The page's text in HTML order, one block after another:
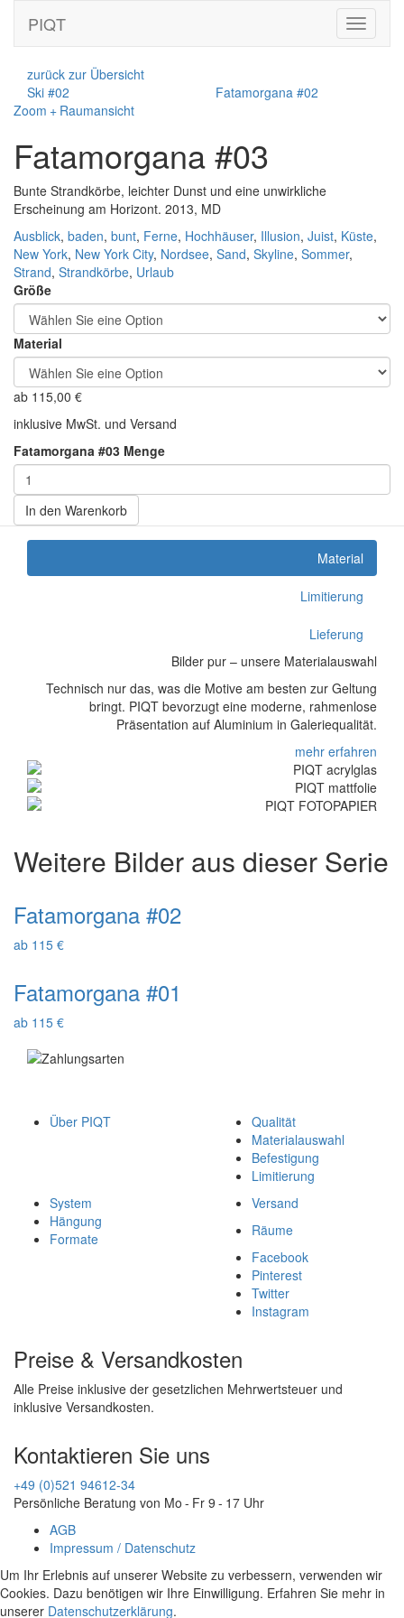
Toggle
PIQT
zurück zur Übersicht
Ski #02
Fatamorgana #02
Zoom + Raumansicht
Fatamorgana #03
Bunte Strandkörbe, leichter Dunst und eine unwirkliche
Erscheinung am Horizont. 2013, MD
Ausblick, baden, bunt, Ferne, Hochhäuser, Illusion, Juist, Küste,
New York, New York City, Nordsee, Sand, Skyline, Sommer,
Strand, Strandkörbe, Urlaub
Größe
Material
ab 115,00 €
inklusive MwSt. und Versand
Fatamorgana #03 Menge
In den Warenkorb
Material
Limitierung
Lieferung
Bilder pur – unsere Materialauswahl
Technisch nur das, was die Motive am besten zur Geltung
bringt. PIQT bevorzugt eine moderne, rahmenlose
Präsentation auf Aluminium in Galeriequalität.
mehr erfahren
Weitere Bilder aus dieser Serie
Fatamorgana #02
ab 115 €
Fatamorgana #01
ab 115 €
Über PIQT
Qualität
Materialauswahl
Befestigung
Limitierung
System
Hängung
Formate
Versand
Räume
Facebook
Pinterest
Twitter
Instagram
Preise & Versandkosten
Alle Preise inklusive der gesetzlichen Mehrwertsteuer und
inklusive Versandkosten.
Kontaktieren Sie uns
+49 (0)521 94612-34
Persönliche Beratung von Mo - Fr 9 - 17 Uhr
AGB
Impressum / Datenschutz
Um Ihr Erlebnis auf unserer Website zu verbessern, verwenden wir
Cookies. Dazu benötigen wir Ihre Einwilligung. Erfahren Sie mehr in
unserer Datenschutzerklärung.